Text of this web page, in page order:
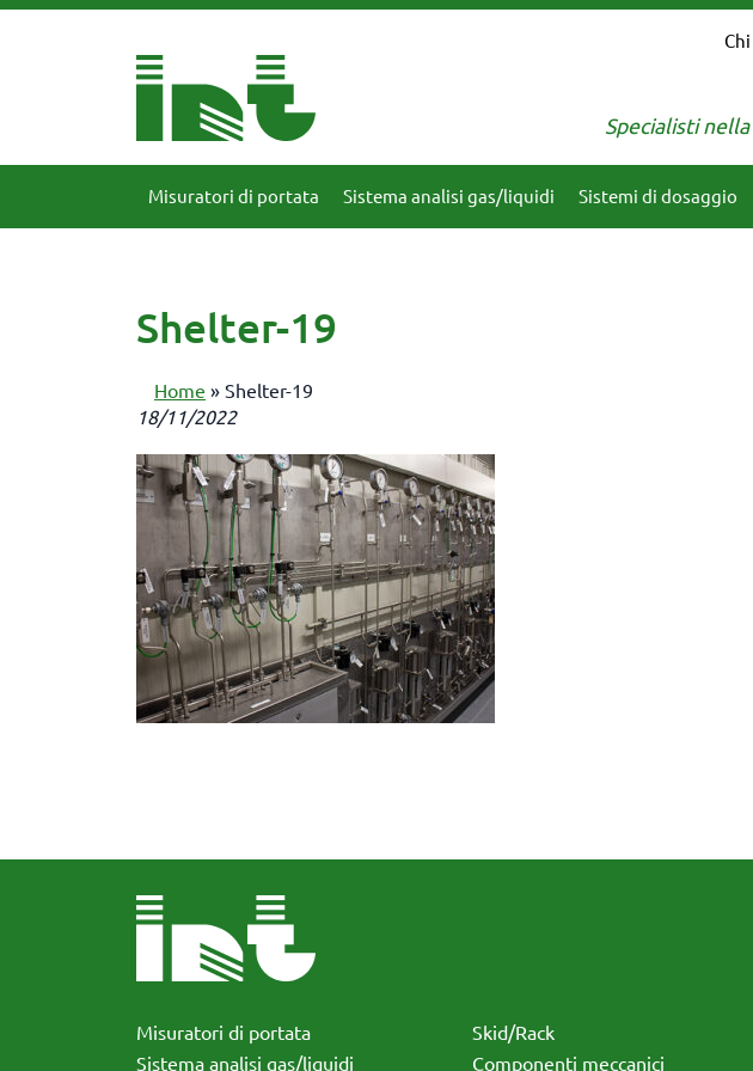
Specialisti
Misuratori di portata Sistema analisi gas/liquidi Sistemi di dosaggio
Shelter-19
Home » Shelter-19
18/11/2022
Misuratori di portata
Sistema analisi gas/liquidi
Skid/Rack
Componenti meccanici